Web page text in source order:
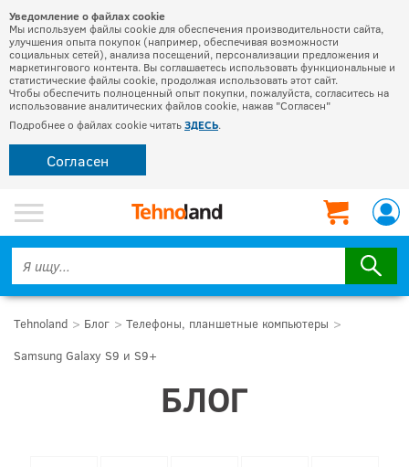
Уведомление о файлах cookie
Мы используем файлы cookie для обеспечения производительности сайта,
улучшения опыта покупок (например, обеспечивая возможности
социальных сетей), анализа посещений, персонализации предложения и
маркетингового контента. Вы соглашаетесь использовать функциональные и
статистические файлы cookie, продолжая использовать этот сайт.
Чтобы обеспечить полноценный опыт покупки, пожалуйста, согласитесь на
использование аналитических файлов cookie, нажав "Согласен"
Подробнее о файлах cookie читатьЗДЕСЬ.
Согласен
Tehnoland Блог
Телефоны, планшетные компьютеры
Samsung Galaxy S9 и S9+
БЛОГ